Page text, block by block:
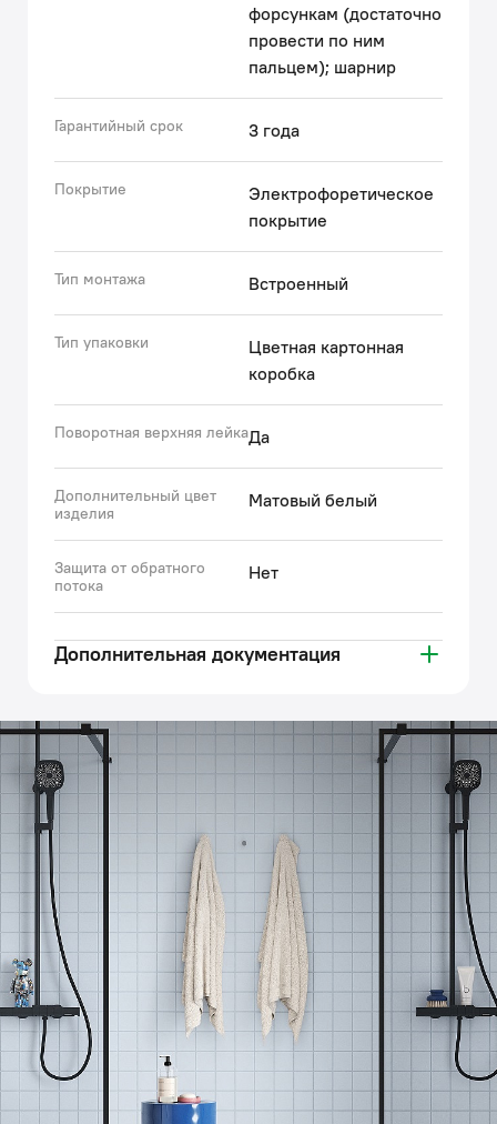
форсункам (достаточно
провести по ним
пальцем); шарнир
Гарантийный срок 3 года
Покрытие
Электрофоретическое
покрытие
Тип монтажа Встроенный
Тип упаковки
Цветная картонная
коробка
Поворотная верхняя лейкаДа
Дополнительный цвет
изделия
Матовый белый
Защита от обратного
потока
Нет
Дополнительная документация